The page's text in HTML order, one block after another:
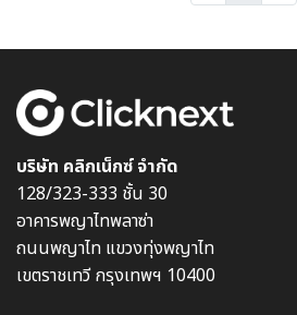
บริษัท คลิกเน็กซ์ จำกัด
128/323-333 ชั้น 30
อาคารพญาไทพลาซ่า
ถนนพญาไท แขวงทุ่งพญาไท
เขตราชเทวี กรุงเทพฯ 10400